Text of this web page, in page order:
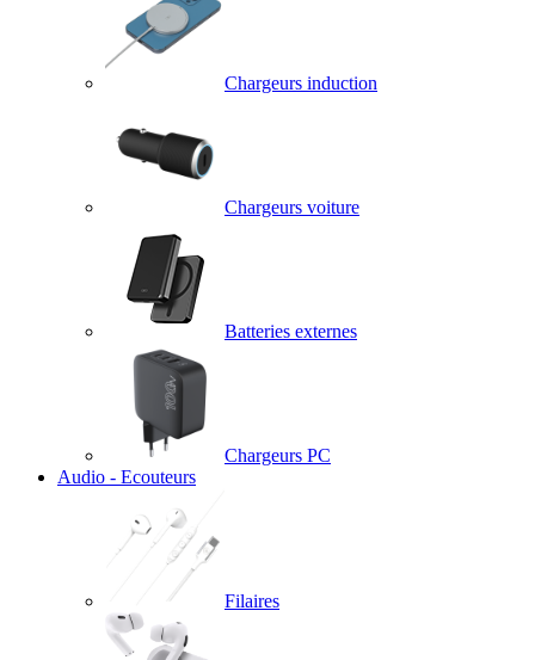
Chargeurs induction
Chargeurs voiture
Batteries externes
Chargeurs PC
Audio - Ecouteurs
Filaires